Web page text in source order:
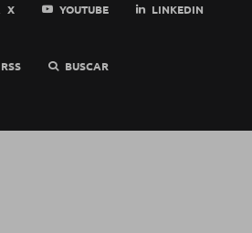
X YOUTUBE LINKEDIN
RSS BUSCAR